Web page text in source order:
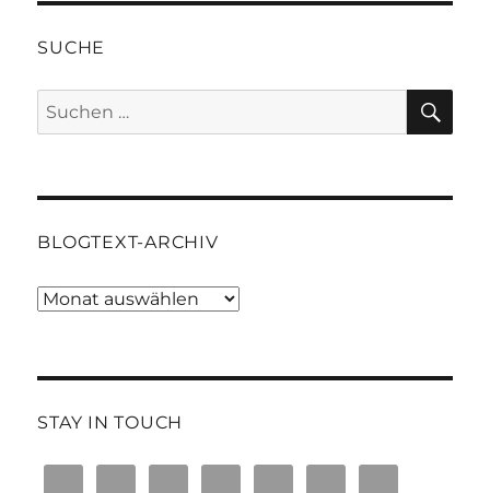
SUCHE
Suchen
nach:
BLOGTEXT-ARCHIV
Blogtext-
STAY IN TOUCH